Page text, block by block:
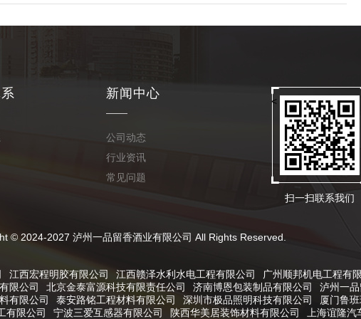
新闻中心
公司动态
行业资讯
常见问题
扫一扫联系我们
<
2027 泸州一品留香酒业有限公司 All Rights Reserved.
江西宏程明胶有限公司 江西赣泽水利水电工程有限公司 广州顺邦机电工程有
限公司 北京金泰富源科技有限责任公司 济南博恩包装制品有限公司 泸州一
有限公司 泰安路铭工程材料有限公司 深圳市极品照明科技有限公司 厦门鲁
有限公司 宁波三爱互感器有限公司 陕西华美居装饰材料有限公司 上海谊隆